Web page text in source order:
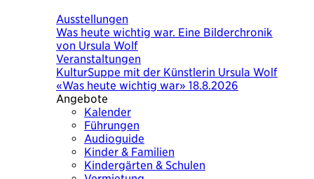
Ausstellungen
Was heute wichtig war. Eine Bilderchronik
von Ursula Wolf
Veranstaltungen
KulturSuppe mit der Künstlerin Ursula Wolf
«Was heute wichtig war» 18.8.2026
Angebote
Kalender
Führungen
Audioguide
Kinder & Familien
Kindergärten & Schulen